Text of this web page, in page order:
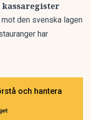
den svenska lagen
har
och hantera